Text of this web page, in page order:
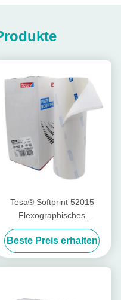
Tesa® Softprint 52015
Flexographisches
Druckband - mittelhart
Beste Preis erhalten